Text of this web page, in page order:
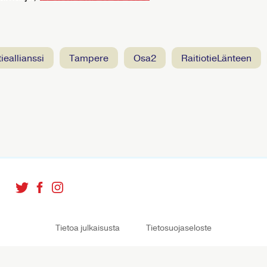
tampere osa2 RaitiotieLänteen
Tietoa julkaisusta Tietosuojaseloste